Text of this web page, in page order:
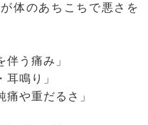
体のあちこちで悪さを
う痛み」
鳴り」
や重だるさ」